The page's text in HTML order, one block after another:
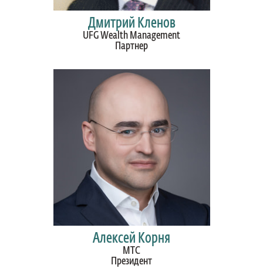
Дмитрий Кленов
UFG Wealth Management
Партнер
Алексей Корня
МТС
Президент